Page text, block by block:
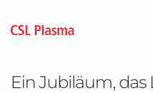
springen
Ein Jubiläum, das